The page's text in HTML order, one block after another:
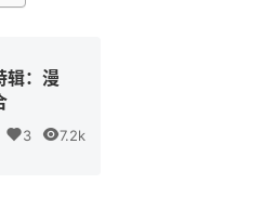
辑：漫
3 7.2k